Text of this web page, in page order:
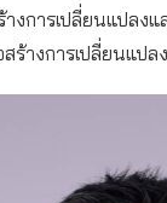
งการเปลี่ยนแปลงแ
างการเปลี่ยนแปล